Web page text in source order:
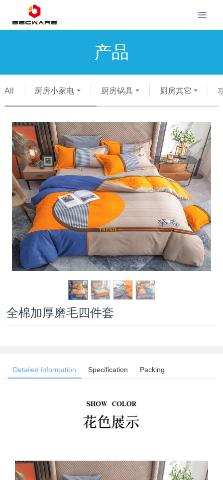
产品
All 厨房小家电 厨房锅具 厨房其它
全棉加厚磨毛四件套
Detailed information Specification Packing